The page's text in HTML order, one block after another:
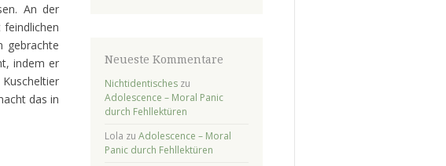
An der
gebrachte
indem er
das in
Neueste Kommentare
Nichtidentischeszu
Adolescence – Moral Panic
durch Fehllektüren
Lola zu Adolescence – Moral
Panic durch Fehllektüren